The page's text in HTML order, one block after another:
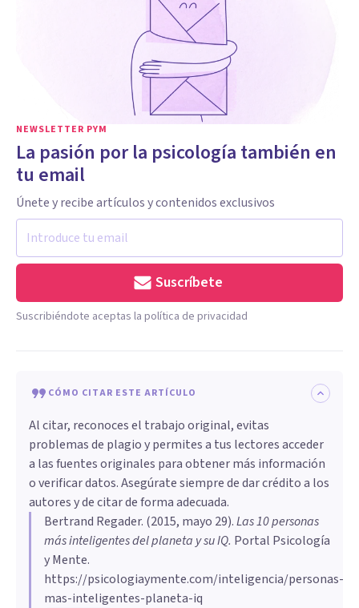
NEWSLETTER PYM
La pasión por la psicología también en
tu email
Únete y recibe artículos y contenidos exclusivos
Suscríbete
Suscribiéndote aceptas la política de privacidad
CÓMO CITAR ESTE ARTÍCULO
Al citar, reconoces el trabajo original, evitas
problemas de plagio y permites a tus lectores acceder
a las fuentes originales para obtener más información
o verificar datos. Asegúrate siempre de dar crédito a los
autores y de citar de forma adecuada.
Bertrand Regader. (2015, mayo 29).Las 10 personas
más inteligentes del planeta y su IQ. Portal Psicología
y Mente.
https://psicologiaymente.com/inteligencia/personas-
mas-inteligentes-planeta-iq